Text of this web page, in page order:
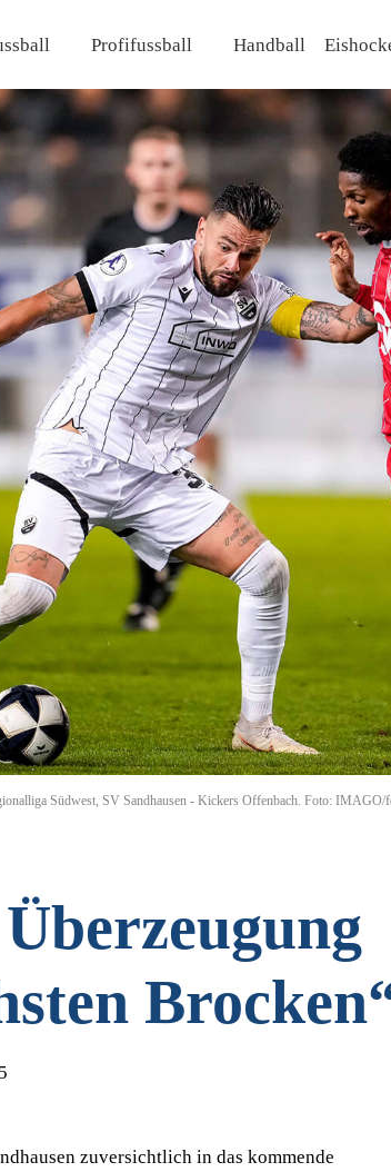
Profifussball Handball
Südwest, SV Sandhausen - Kickers Offenbach. Foto: IMAGO/
zuversichtlich in das kommende